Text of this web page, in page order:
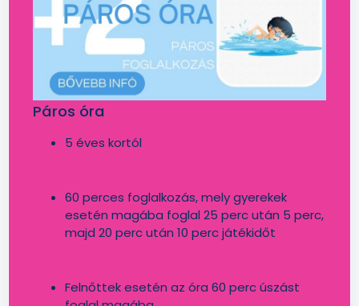
Páros óra
5 éves kortól
60 perces foglalkozás, mely gyerekek
esetén magába foglal 25 perc után 5 perc,
majd 20 perc után 10 perc játékidőt
Felnőttek esetén az óra 60 perc úszást